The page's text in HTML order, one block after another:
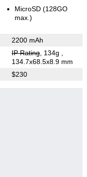
MicroSD (128GO
max.)
2200 mAh
IP Rating, 134g
134.7x68.5x8.9 mm
$230